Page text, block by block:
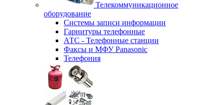
Телекоммуникационное
оборудование
Системы записи информации
Гарнитуры телефонные
АТС - Телефонные станции
Факсы и МФУ Panasonic
Телефония